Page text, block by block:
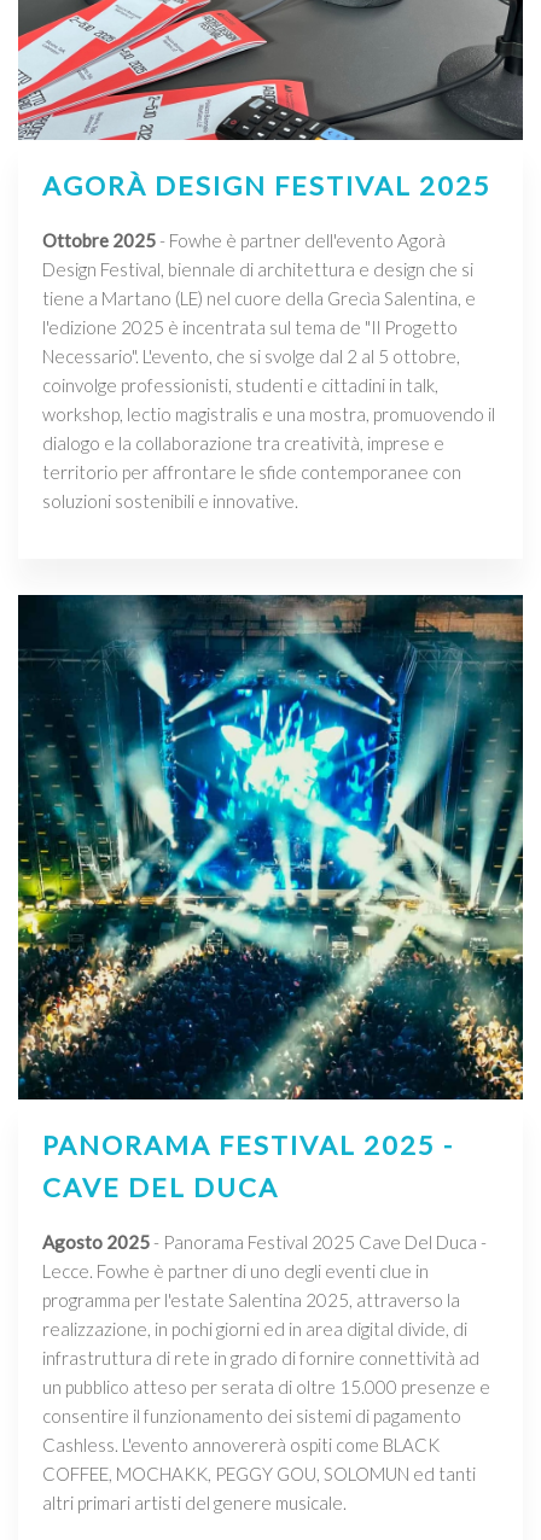
AGORÀ DESIGN FESTIVAL 2025
Ottobre 2025- Fowhe è partner dell'evento Agorà
Design Festival, biennale di architettura e design che si
tiene a Martano (LE) nel cuore della Grecìa Salentina, e
l'edizione 2025 è incentrata sul tema de "Il Progetto
Necessario". L'evento, che si svolge dal 2 al 5 ottobre,
coinvolge professionisti, studenti e cittadini in talk,
workshop, lectio magistralis e una mostra, promuovendo il
dialogo e la collaborazione tra creatività, imprese e
territorio per affrontare le sfide contemporanee con
soluzioni sostenibili e innovative.
PANORAMA FESTIVAL 2025 -
CAVE DEL DUCA
Agosto 2025- Panorama Festival 2025 Cave Del Duca -
Lecce. Fowhe è partner di uno degli eventi clue in
programma per l'estate Salentina 2025, attraverso la
realizzazione, in pochi giorni ed in area digital divide, di
infrastruttura di rete in grado di fornire connettività ad
un pubblico atteso per serata di oltre 15.000 presenze e
consentire il funzionamento dei sistemi di pagamento
Cashless. L'evento annovererà ospiti come BLACK
COFFEE, MOCHAKK, PEGGY GOU, SOLOMUN ed tanti
altri primari artisti del genere musicale.